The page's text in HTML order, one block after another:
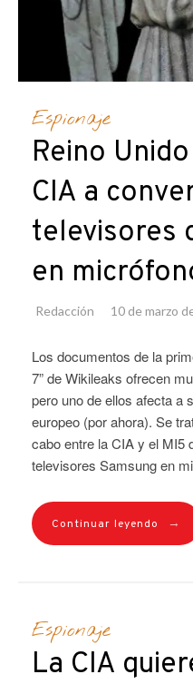
Espionaje
Reino
CIA a
televisores
en
Redacción 10 de marzo
Los documentos de la
7” de Wikileaks ofrecen
pero uno de ellos afecta a
europeo (por ahora). Se
cabo entre la CIA y el MI5
televisores Samsung en
Continuar leyendo →
Espionaje
La CIA